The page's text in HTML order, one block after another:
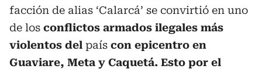
facción de alias ‘Calarcá’ se convirtió en uno
de los conflictos armados ilegales más
violentos del país con epicentro en
Guaviare, Meta y Caquetá. Esto por el